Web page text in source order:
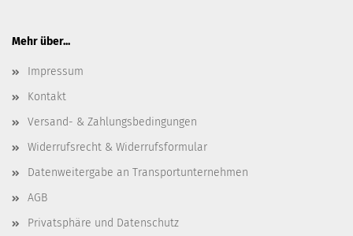
Mehr über...
Impressum
Kontakt
Versand- & Zahlungsbedingungen
Widerrufsrecht & Widerrufsformular
Datenweitergabe an Transportunternehmen
AGB
Privatsphäre und Datenschutz